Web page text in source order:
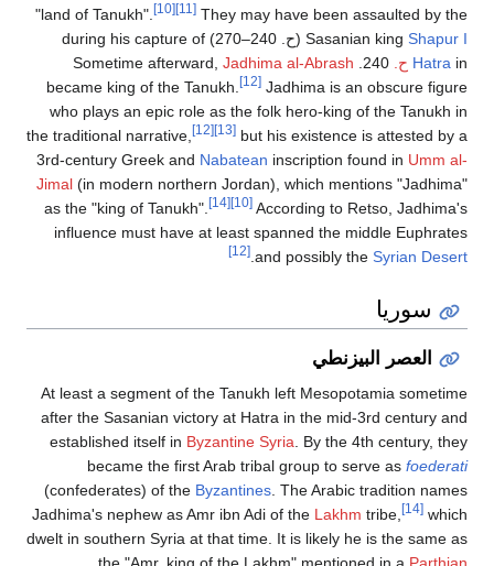
"land of Tanukh".
[10] [11] They may have been assaulted by the
Sasanian king Shapur I
(ح
) during his capture of
Hatra in ح.
Jadhima al-Abrash
became king of the Tanukh.
[12] Jadhima is an obscure figure
who plays an epic role as the folk hero-king of the Tanukh in
the traditional narrative,
[12] [13] but his existence is attested by a
3rd-century Greek and Nabatean inscription found in Umm al-
Jimal (in modern northern Jordan), which mentions "Jadhima"
as the "king of Tanukh".
[14] [10] According to Retso, Jadhima's
influence must have at least spanned the middle Euphrates
and possibly the Syrian Desert
[12]
سوريا
العصر البيزنطي
At least a segment of the Tanukh left Mesopotamia sometime
after the Sasanian victory at Hatra in the mid-3rd century and
established itself in Byzantine Syria . By the 4th century, they
became the first Arab tribal group to serve as foederati
(confederates) of the Byzantines . The Arabic tradition names
Jadhima's nephew as Amr ibn Adi of the Lakhm tribe, [14] which
dwelt in southern Syria at that time. It is likely he is the same as
the "Amr, king of the Lakhm" mentioned in a Parthian